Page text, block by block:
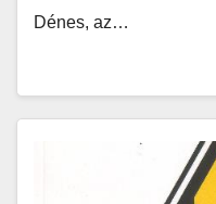
Dénes, az…